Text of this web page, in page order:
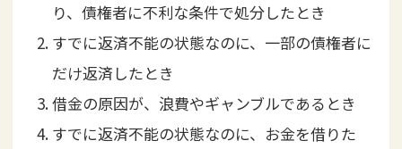
り、債権者に不利な条件で処分したとき
すでに返済不能の状態なのに、一部の債権者に
だけ返済したとき
借金の原因が、浪費やギャンブルであるとき
すでに返済不能の状態なのに、お金を借りた